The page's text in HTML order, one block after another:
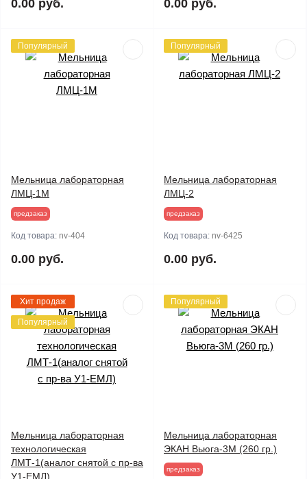
0.00 руб. 0.00 руб.
Популярный
Мельница лабораторная
ЛМЦ-1М
предзаказ
Код товара: nv-404
0.00 руб.
Популярный
Мельница лабораторная
ЛМЦ-2
предзаказ
Код товара: nv-6425
0.00 руб.
Хит продаж
Популярный
Мельница лабораторная
технологическая
ЛМТ-1(аналог снятой с пр-ва
У1-ЕМЛ)
Популярный
Мельница лабораторная
ЭКАН Вьюга-3М (260 гр.)
предзаказ